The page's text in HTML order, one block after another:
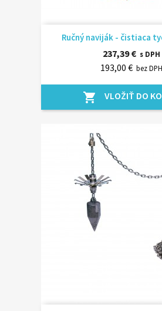
Ručný naviják - čistiaca
237,39 € s DPH
193,00 € bez DPH
shopping_cart VLOŽIŤ DO